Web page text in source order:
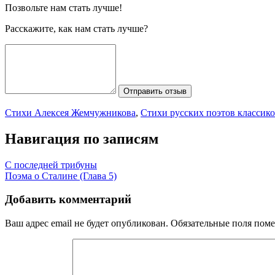
Позвольте нам стать лучше!
Расскажите, как нам стать лучше?
Отправить отзыв
Стихи Алексея Жемчужникова, Стихи русских поэтов
Навигация по записям
С последней трибуны
Поэма о Сталине (Глава 5)
Добавить комментарий
Ваш адрес email не будет опубликован. Обязательные поля